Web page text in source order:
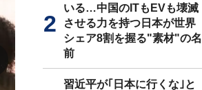
いる…中国のITもEVも壊滅
させる力を持つ日本が世界
シェア8割を握る"素材"の名
前
習近平が｢日本に行くな｣と